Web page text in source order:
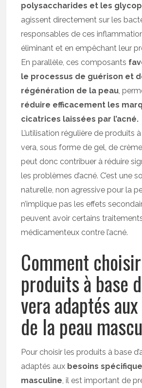
polysaccharides et les
agissent directement sur les
responsables de ces
éliminant et en empêchant leur
En parallèle, ces composants
le processus de guérison et
régénération de la peau,
réduire efficacement les
cicatrices laissées par l’acné.
L’utilisation régulière de produits
vera, sous forme de gel, de
peut donc contribuer à réduire
les problèmes d’acné. C’est une
naturelle, non agressive pour la
n’implique pas les effets
peuvent avoir certains
médicamenteux contre l’acné.
Comment
produits à base
vera adaptés
de la peau
Pour choisir les produits à base
adaptés aux besoins
masculine, il est important de